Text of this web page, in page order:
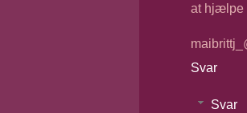
at hjælpe
Svar
Svar